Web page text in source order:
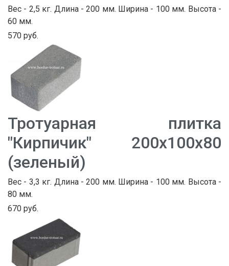
Вес - 2,5 кг. Длина - 200 мм. Ширина - 100 мм. Высота -
60 мм.
570 руб.
Тротуарная плитка
"Кирпичик" 200х100х80
(зеленый)
Вес - 3,3 кг. Длина - 200 мм. Ширина - 100 мм. Высота -
80 мм.
670 руб.